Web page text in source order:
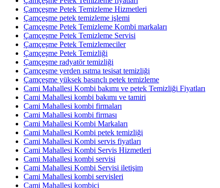
Çamçeşme Petek Temizleme Hizmetleri
Çamçeşme petek temizleme işlemi
Çamçeşme Petek Temizleme Kombi markaları
Çamçeşme Petek Temizleme Servisi
Çamçeşme Petek Temizlemeciler
Çamçeşme Petek Temizliği
Çamçeşme radyatör temizliği
Çamçeşme yerden ısıtma tesisat temizliği
Çamçeşme yüksek basınçlı petek temizleme
Cami Mahallesi Kombi bakımı ve petek Temizliği Fiyatları
Cami Mahallesi kombi bakımı ve tamiri
Cami Mahallesi kombi firmaları
Cami Mahallesi kombi firması
Cami Mahallesi Kombi Markaları
Cami Mahallesi Kombi petek temizliği
Cami Mahallesi Kombi servis fiyatları
Cami Mahallesi Kombi Servis Hizmetleri
Cami Mahallesi kombi servisi
Cami Mahallesi Kombi Servisi iletişim
Cami Mahallesi kombi servisleri
Cami Mahallesi kombici